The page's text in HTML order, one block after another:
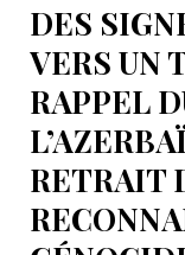
DES
VERS UN
RAPPEL
RETRAIT